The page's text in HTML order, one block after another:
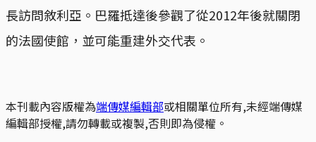
長訪問敘利亞。巴羅抵達後參觀了從2012年後就關閉
的法國使館，並可能重建外交代表。
本刊載內容版權為端傳媒編輯部或相關單位所有,未經端傳媒
編輯部授權,請勿轉載或複製,否則即為侵權。